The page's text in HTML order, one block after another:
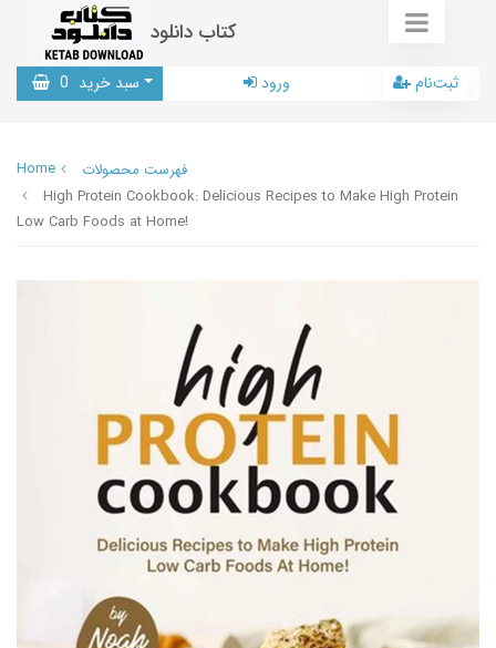
کتاب دانلود
سبد خرید 0 ورود ثبت‌نام
Home
فهرست محصولات
High Protein Cookbook: Delicious Recipes to Make High Protein
Low Carb Foods at Home!